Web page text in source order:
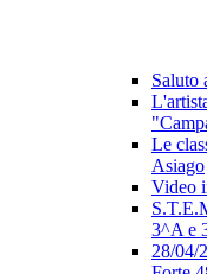
Saluto
Le
Asiago
Video
3^A e
28/04/